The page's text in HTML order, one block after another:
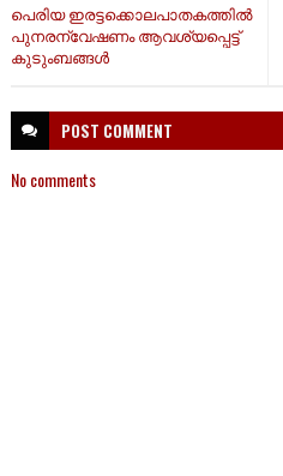
പെരിയ ഇരട്ടക്കൊലപാതകത്തില്‍
പുനരന്വേഷണം ആവശ്യപ്പെട്ട്
കുടുംബങ്ങള്‍
POST COMMENT
No comments